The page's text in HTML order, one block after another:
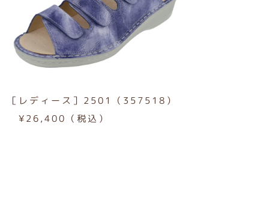
［レディース］2501（357518）
¥26,400（税込）